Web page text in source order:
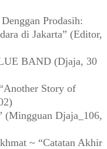
Prodasih:
di Jakarta” (Editor,
BAND (Djaja, 30
Story of
(Mingguan Djaja_106,
~ “Catatan Akhir